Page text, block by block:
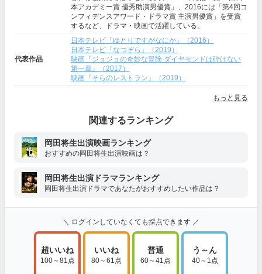
本アカデミー賞 優秀助演男優賞」、2016には「第4回コ
ンフィデンスアワード・ドラマ賞 主演男優賞」を受賞
するなど、ドラマ・映画で活躍している。
代表作品
日本テレビ『ゆとりですがなにか』（2016）
日本テレビ『なつぞら』（2019）
映画『ジョジョの奇妙な冒険 ダイヤモンドは砕けない
第一章』（2017）
映画『そらのレストラン』（2019）
もっと見る
関連するランキング
岡田将生出演映画ランキング
おすすめの岡田将生出演映画は？
岡田将生出演ドラマランキング
岡田将生出演ドラマであなたがおすすめしたい作品は？
＼ ログインしていなくても採点できます ／
超いいね
100～81点
いいね
80～61点
普通
60～41点
う～ん
40～1点